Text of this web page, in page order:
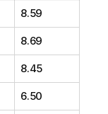
8.59
8.69
8.45
6.50